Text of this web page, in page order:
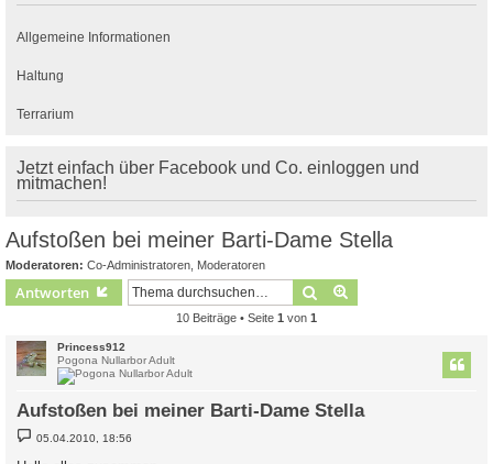
e
Allgemeine Informationen
Haltung
Terrarium
Jetzt einfach über Facebook und Co. einloggen und
mitmachen!
Aufstoßen bei meiner Barti-Dame Stella
Moderatoren: Co-Administratoren Moderatoren
Antworten Suche
10 Beiträge • Seite 1 von 1
Princess912
Pogona Nullarbor Adult
Aufstoßen bei meiner Barti-Dame Stella
B
e
i
05.04.2010, 18:56